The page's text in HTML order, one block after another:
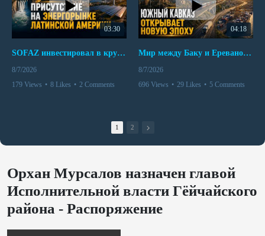
03:30
SOFAZ инвестировал в крупнейшего независимого производителя электроэнергии Перу
8/7/2026
179 Views • 8 Likes • 2 Comments
04:18
Мир между Баку и Ереваном запускает крупные логистические проекты
8/7/2026
696 Views • 29 Likes • 5 Comments
1 2
Орхан Мурсалов назначен главой
Исполнительной власти Гёйчайского
района - Распоряжение